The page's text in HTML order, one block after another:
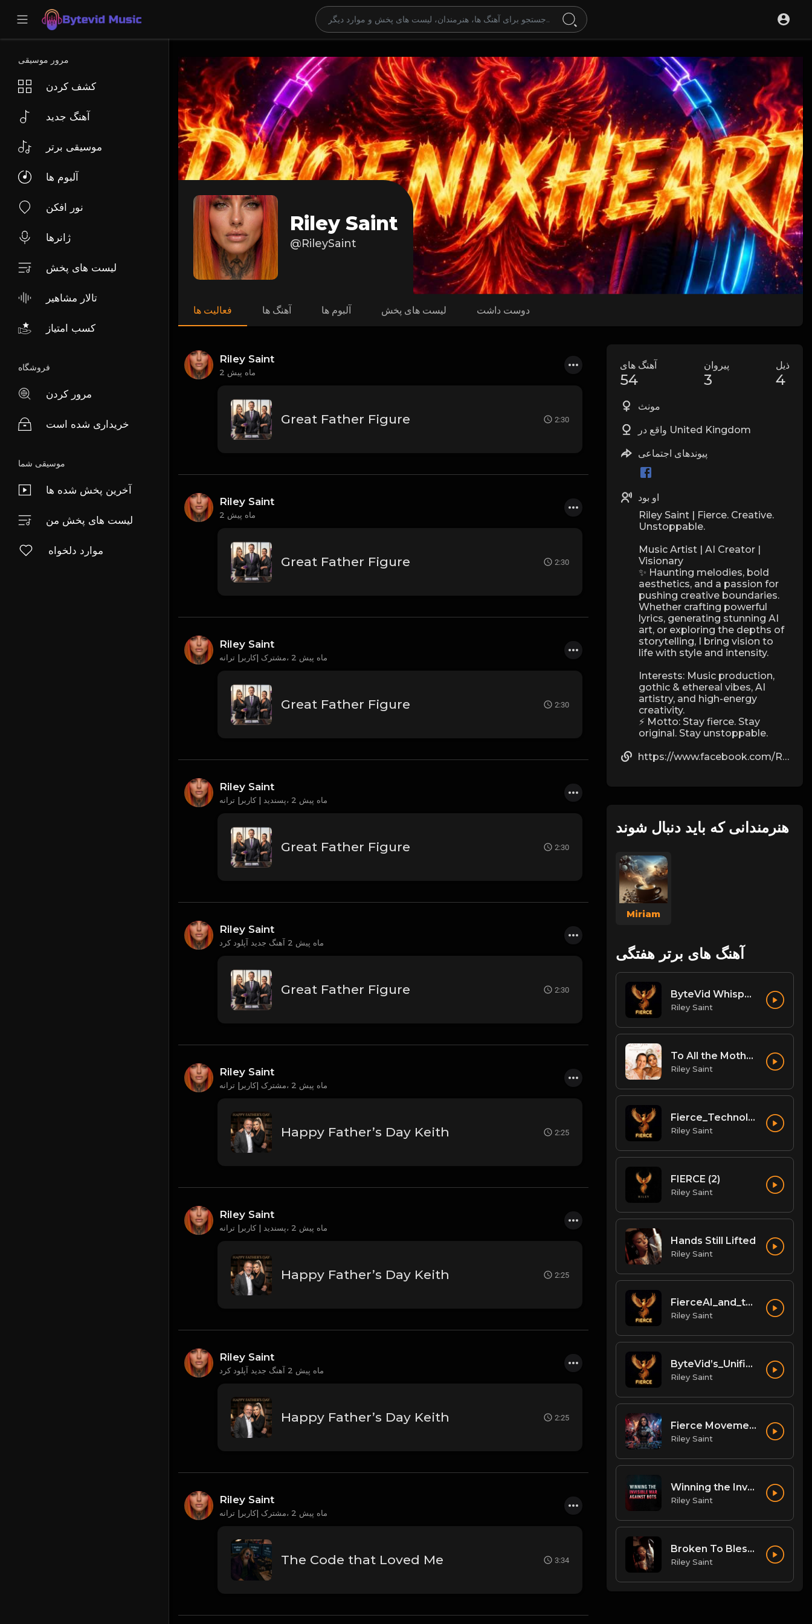
مرور موسیقی
کشف کردن
آهنگ جدید
موسیقی برتر
آلبوم ها
نور افکن
ژانرها
لیست های پخش
تالار مشاهیر
کسب امتیاز
فروشگاه
مرور کردن
خریداری شده است
موسیقی شما
آخرین پخش شده ها
لیست های پخش من
موارد دلخواه
Riley Saint
@RileySaint
فعالیت ها آهنگ ها آلبوم ها لیست های پخش دوست داشت
Riley Saint
2 ماه پیش
Great Father Figure 2:30
Riley Saint
2 ماه پیش
Great Father Figure 2:30
Riley Saint
مشترک |کاربر| ترانه، 2 ماه پیش
Great Father Figure 2:30
Riley Saint
پسندید | کاربر| ترانه، 2 ماه پیش
Great Father Figure 2:30
Riley Saint
2 ماه پیش
Great Father Figure 2:30
Riley Saint
مشترک |کاربر| ترانه، 2 ماه پیش
Happy Father’s Day Keith 2:25
Riley Saint
پسندید | کاربر| ترانه، 2 ماه پیش
Happy Father’s Day Keith 2:25
Riley Saint
2 ماه پیش
Happy Father’s Day Keith 2:25
Riley Saint
مشترک |کاربر| ترانه، 2 ماه پیش
The Code that Loved Me 3:34
آهنگ های
54
پیروان
3
ذیل
4
مونث
واقع در United Kingdom
پیوندهای اجتماعی
او بود
Riley Saint | Fierce. Creative.
Unstoppable.
Music Artist | AI Creator |
Visionary
✨ Haunting melodies, bold
aesthetics, and a passion for
pushing creative boundaries.
Whether crafting powerful
lyrics, generating stunning AI
art, or exploring the depths of
storytelling, I bring vision to
life with style and intensity.
Interests: Music production,
gothic & ethereal vibes, AI
artistry, and high-energy
creativity.
⚡ Motto: Stay fierce. Stay
original. Stay unstoppable.
https://www.facebook.com/RileySaintArt
هنرمندانی که باید دنبال شوند
Miriam
آهنگ های برتر هفتگی
ByteVid Whisper: The Pulse of Social Video Messaging
Riley Saint
To All the Mothers
Riley Saint
Fierce_Technologies_Radical_Business_Ecosystem
Riley Saint
FIERCE (2)
Riley Saint
Hands Still Lifted
Riley Saint
FierceAI_and_the_Unified_Content_Workflow
Riley Saint
ByteVid’s_Unified_Digital_Nation_for_Creators
Riley Saint
Fierce Movement
Riley Saint
Winning the Invisible War Against Bots
Riley Saint
Broken To Blessing
Riley Saint